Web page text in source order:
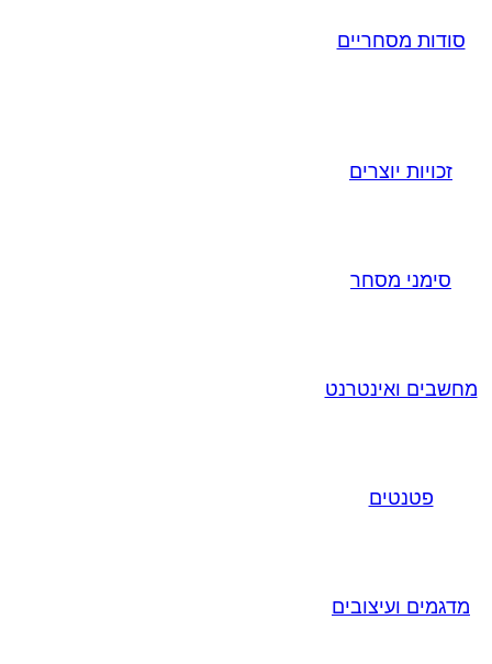
סודות מסחריים
זכויות יוצרים
סימני מסחר
מחשבים ואינטרנט
פטנטים
מדגמים ועיצובים